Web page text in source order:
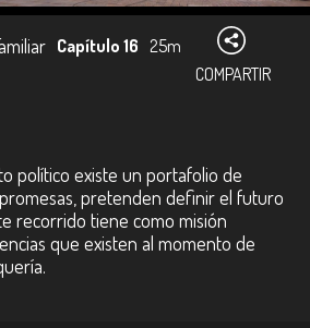
Capítulo 16 25m
COMPARTIR
político existe un portafolio de
pretenden definir el futuro
recorrido tiene como misión
que existen al momento de